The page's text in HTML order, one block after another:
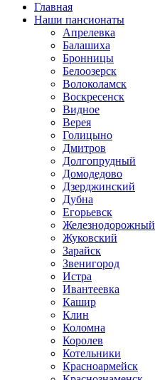
Главная
Наши пансионаты
Апрелевка
Балашиха
Бронницы
Белоозерск
Волоколамск
Воскресенск
Видное
Верея
Голицыно
Дмитров
Долгопрудный
Домодедово
Дзерджинский
Дубна
Егорьевск
Железнодорожный
Жуковский
Зарайск
Звенигород
Истра
Ивантеевка
Кашир
Клин
Коломна
Королев
Котельники
Красноармейск